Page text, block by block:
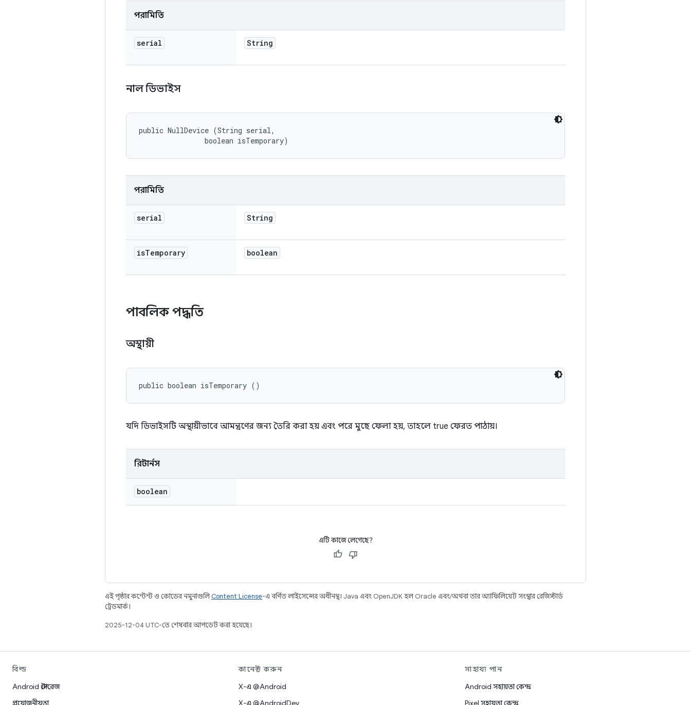
পরামিতি
serial String
নাল ডিভাইস
public NullDevice (String serial,
                boolean isTemporary)
পরামিতি
serial String
isTemporary boolean
পাবলিক পদ্ধতি
অস্থায়ী
public boolean isTemporary ()
যদি ডিভাইসটি অস্থায়ীভাবে আমন্ত্রণের জন্য তৈরি করা হয় এবং পরে মুছে ফেলা হয়, তাহলে true ফেরত পাঠায়।
রিটার্নস
boolean
এটি কাজে লেগেছে?
এই পৃষ্ঠার কন্টেন্ট ও কোডের নমুনাগুলিContent License-এ বর্ণিত লাইসেন্সের অধীনস্থ। Java এবং OpenJDK হল Oracle এবং/অথবা তার অ্যাফিলিয়েট সংস্থার রেজিস্টার্ড
ট্রেডমার্ক।
2025-12-04 UTC-তে শেষবার আপডেট করা হয়েছে।
বিল্ড
Android স্টোরেজ
প্রয়োজনীয়তা
কানেক্ট করুন
X-এ @Android
X-এ @AndroidDev
সাহায্য পান
Android সহায়তা কেন্দ্র
Pixel সহায়তা কেন্দ্র